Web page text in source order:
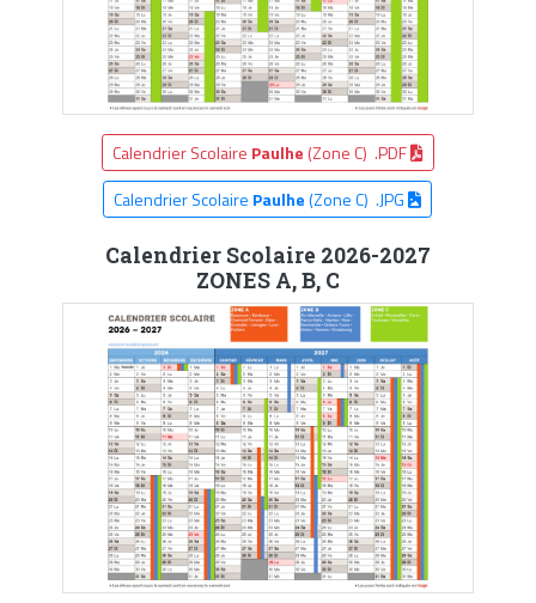
Calendrier Scolaire Paulhe (Zone C) .PDF
Calendrier Scolaire Paulhe(Zone C) .JPG
Calendrier Scolaire 2026-2027
ZONES A, B, C